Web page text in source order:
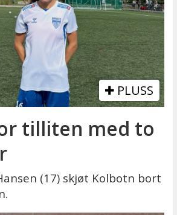
PLUSS
tilliten med to
(17) skjøt Kolbotn bort